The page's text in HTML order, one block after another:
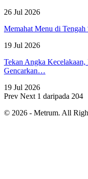
26 Jul 2026
Memahat Menu di
19 Jul 2026
Tekan Angka
Gencarkan…
19 Jul 2026
Prev Next 1 daripada 204
© 2026 - Metrum. All